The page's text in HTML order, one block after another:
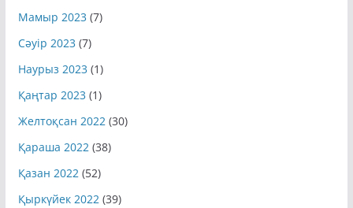
Мамыр 2023 (7)
Сәуір 2023 (7)
Наурыз 2023 (1)
Қаңтар 2023 (1)
Желтоқсан 2022(30)
Қараша 2022(38)
Қазан 2022(52)
Қыркүйек 2022(39)